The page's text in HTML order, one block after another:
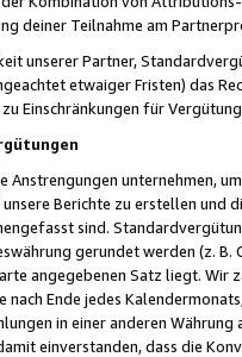
deiner Teilnahme am
unserer Partner,
etwaiger Fristen) das
Einschränkungen für
unternehmen,
Berichte zu erstellen und
sind.
gerundet werden (z.
angegebenen Satz liegt.
Ende jedes
in einer anderen
einverstanden, dass die